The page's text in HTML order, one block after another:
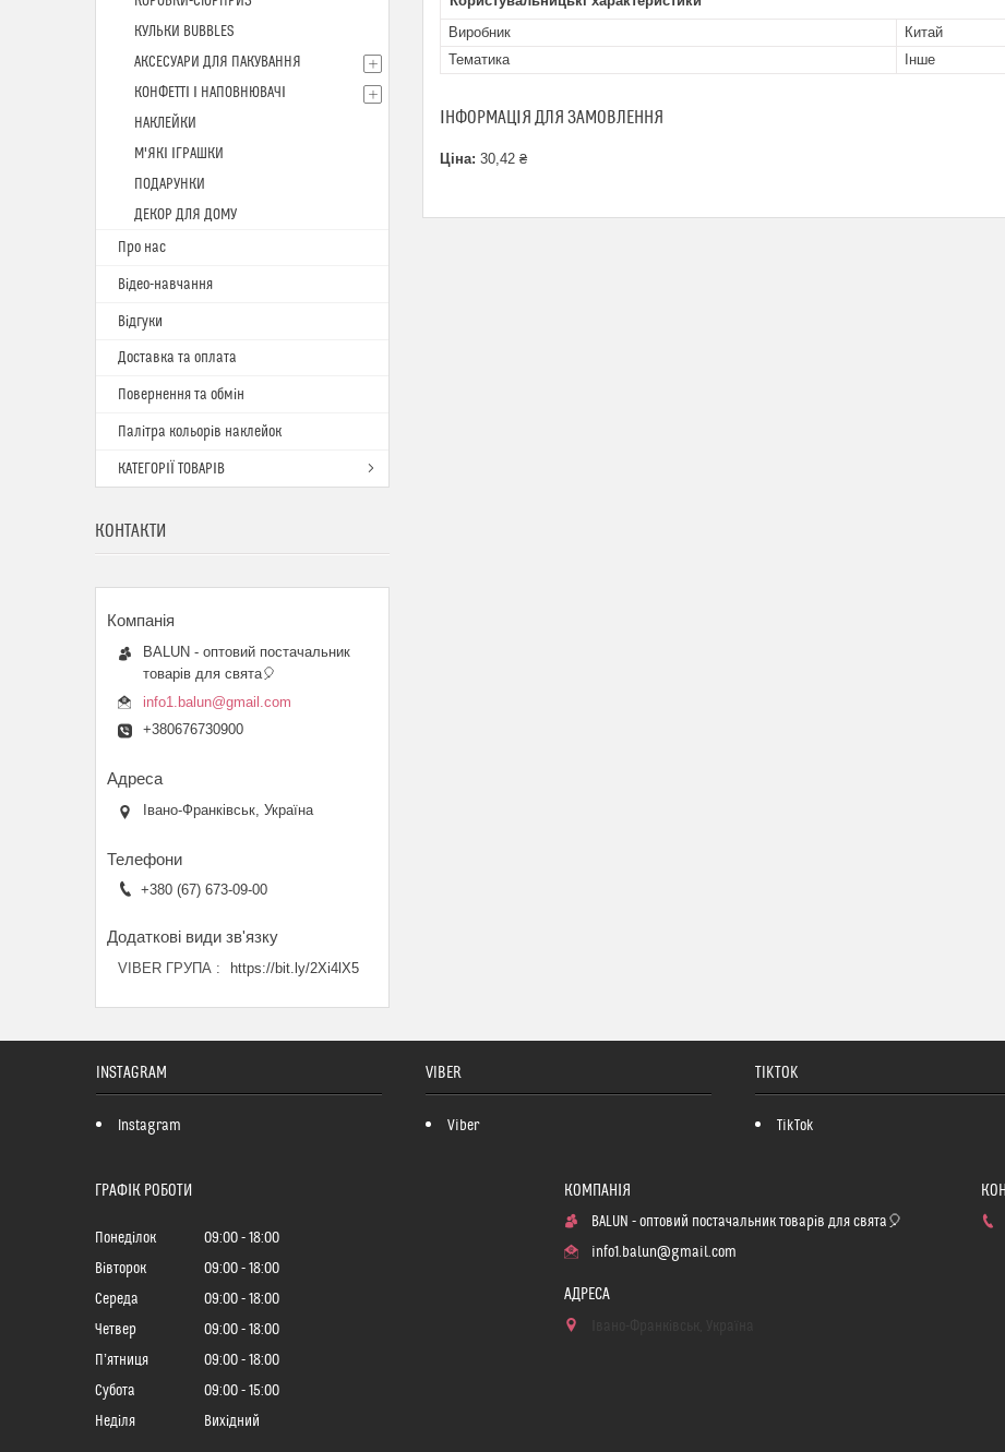
Виробник
Китай
Тематика
Інше
ІНФОРМАЦІЯ ДЛЯ ЗАМОВЛЕННЯ
Ціна: 30,42 ₴
КУЛЬКИ BUBBLES
АКСЕСУАРИ ДЛЯ ПАКУВАННЯ
КОНФЕТТІ І НАПОВНЮВАЧІ
НАКЛЕЙКИ
М'ЯКІ ІГРАШКИ
ПОДАРУНКИ
ДЕКОР ДЛЯ ДОМУ
Про нас
Відео-навчання
Відгуки
Доставка та оплата
Повернення та обмін
Палітра кольорів наклейок
КАТЕГОРІЇ ТОВАРІВ
КОНТАКТИ
BALUN - оптовий постачальник
товарів для свята🎈
info1.balun@gmail.com
+380676730900
Івано-Франківськ, Україна
+380 (67) 673-09-00
VIBER ГРУПА https://bit.ly/2Xi4lX5
INSTAGRAM
Instagram
VIBER
Viber
TIKTOK
TikTok
ГРАФІК РОБОТИ
Понеділок 09:00
18:00
Вівторок
09:00
18:00
Середа
09:00
18:00
Четвер
09:00
18:00
Пʼятниця
09:00
18:00
Субота
09:00
15:00
Неділя
Вихідний
BALUN - оптовий постачальник товарів для свята🎈
info1.balun@gmail.com